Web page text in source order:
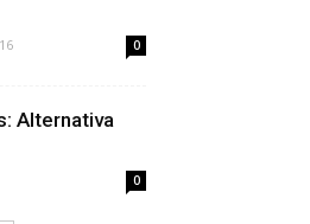
0
Alternativa
0